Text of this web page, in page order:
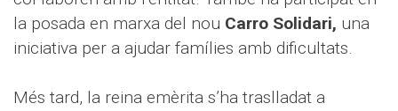
la posada en marxa del nou Carro Solidari, una
iniciativa per a ajudar famílies amb dificultats.
Més tard, la reina emèrita s’ha traslladat a